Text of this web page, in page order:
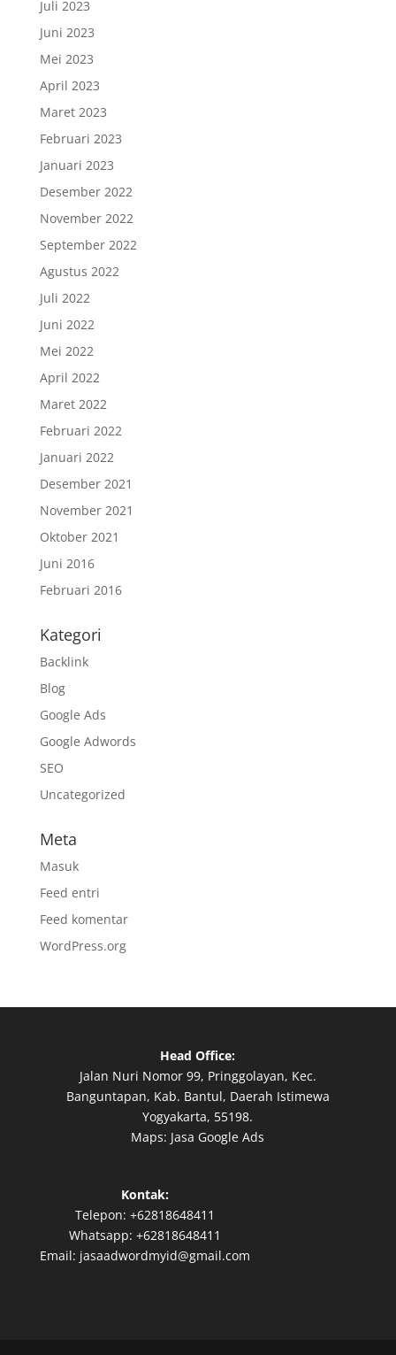
Juli 2023
Juni 2023
Mei 2023
April 2023
Maret 2023
Februari 2023
Januari 2023
Desember 2022
November 2022
September 2022
Agustus 2022
Juli 2022
Juni 2022
Mei 2022
April 2022
Maret 2022
Februari 2022
Januari 2022
Desember 2021
November 2021
Oktober 2021
Juni 2016
Februari 2016
Kategori
Backlink
Blog
Google Ads
Google Adwords
SEO
Uncategorized
Meta
Masuk
Feed entri
Feed komentar
WordPress.org
Head Office:
Jalan Nuri Nomor 99, Pringgolayan, Kec.
Banguntapan, Kab. Bantul, Daerah Istimewa
Yogyakarta, 55198.
Maps: Jasa Google Ads
Kontak:
Telepon: +62818648411
Whatsapp: +62818648411
Email: jasaadwordmyid@gmail.com